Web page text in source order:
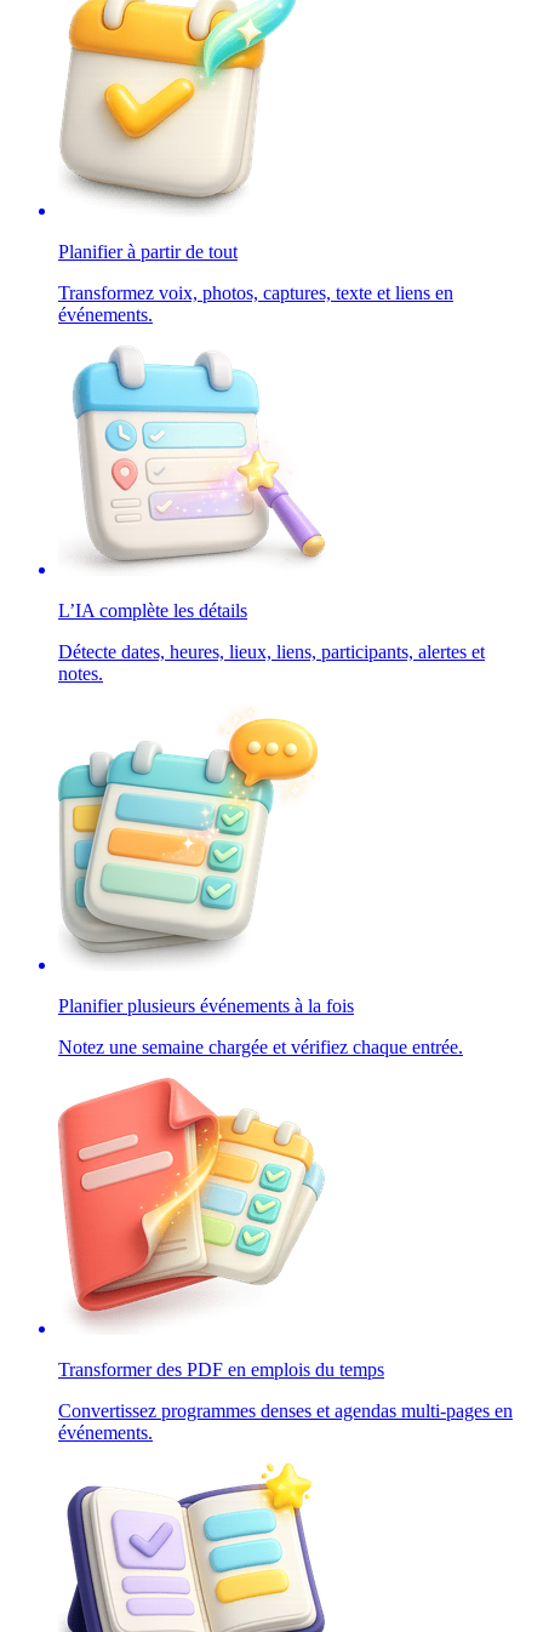
Planifier à partir de tout
Transformez voix, photos, captures, texte et liens en
événements.
L’IA complète les détails
Détecte dates, heures, lieux, liens, participants, alertes et
notes.
Planifier plusieurs événements à la fois
Notez une semaine chargée et vérifiez chaque entrée.
Transformer des PDF en emplois du temps
Convertissez programmes denses et agendas multi-pages en
événements.